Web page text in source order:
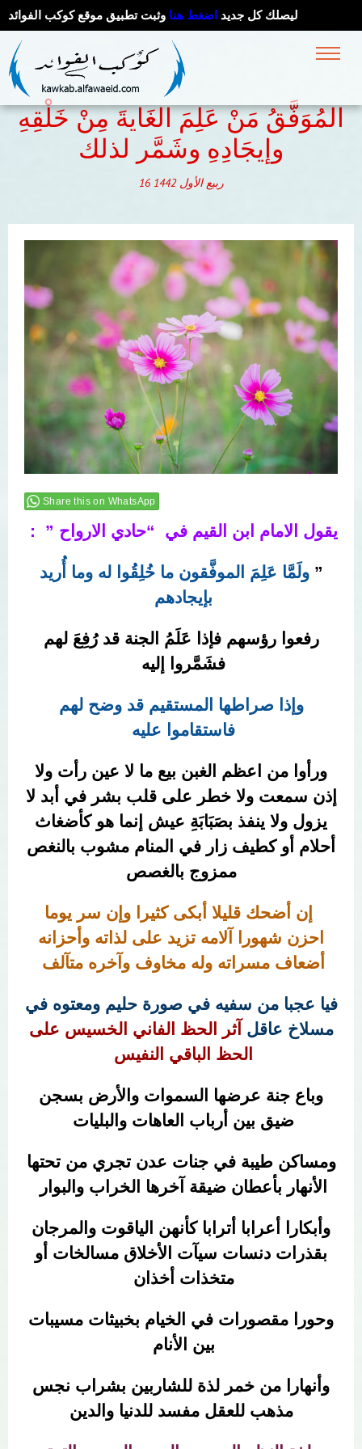
ليصلك كل جديد اضغط هنا وثبت تطبيق موقع كوكب الفوائد
المُوَفَّقُ مَنْ عَلِمَ الغَايةَ مِنْ خَلْقِهِ
وإيجَادِهِ وشَمَّر لذلك
16 ربيع الأول 1442
Share this on WhatsApp
يقول الامام ابن القيم في “حادي الارواح ” :
”ولَمَّا عَلِمَ الموفَّقون ما خُلِقُوا له وما أُريد
بإيجادهم
رفعوا رؤسهم فإذا عَلَمُ الجنة قد رُفِعَ لهم
فشَمَّروا إليه
وإذا صراطها المستقيم قد وضح لهم
فاستقاموا عليه
ورأوا من اعظم الغبن بيع ما لا عين رأت ولا
إذن سمعت ولا خطر على قلب بشر في أبد لا
يزول ولا ينفذ بصَبَابَةِ عيش إنما هو كأضغاث
أحلام أو كطيف زار في المنام مشوب بالنغص
ممزوج بالغصص
إن أضحك قليلا أبكى كثيرا وإن سر يوما
احزن شهورا آلامه تزيد على لذاته وأحزانه
أضعاف مسراته وله مخاوف وآخره متآلف
فيا عجبا من سفيه في صورة حليم ومعتوه في
مسلاخ عاقل آثر الحظ الفاني الخسيس على
الحظ الباقي النفيس
وباع جنة عرضها السموات والأرض بسجن
ضيق بين أرباب العاهات والبليات
ومساكن طيبة في جنات عدن تجري من تحتها
الأنهار بأعطان ضيقة آخرها الخراب والبوار
وأبكارا أعرابا أترابا كأنهن الياقوت والمرجان
بقذرات دنسات سيآت الأخلاق مسالخات أو
متخذات أخذان
وحورا مقصورات في الخيام بخبيثات مسيبات
بين الأنام
وأنهارا من خمر لذة للشاربين بشراب نجس
مذهب للعقل مفسد للدنيا والدين